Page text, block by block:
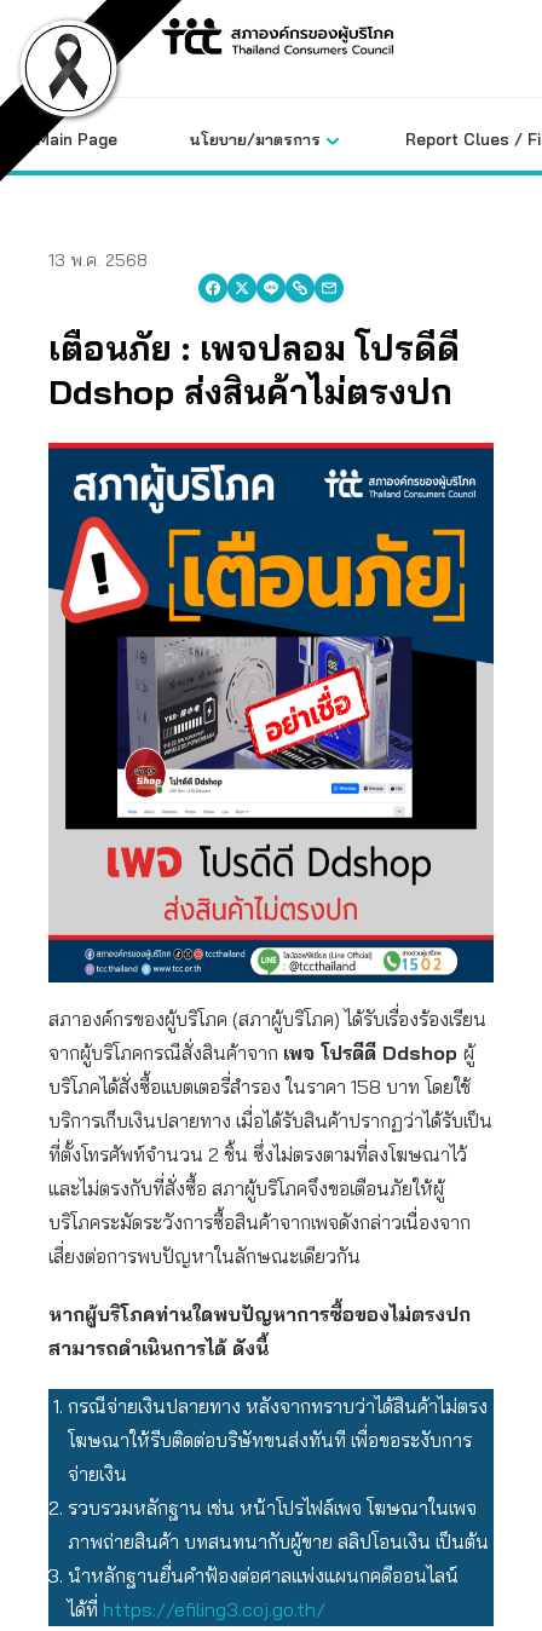
content
Main Page นโยบาย/มาตรการ Report Clues /
13 พ.ค. 2568
เตือนภัย : เพจปลอม โปรดีดี
Ddshop ส่งสินค้าไม่ตรงปก
สภาองค์กรของผู้บริโภค (สภาผู้บริโภค) ได้รับเรื่องร้องเรียน
จากผู้บริโภคกรณีสั่งสินค้าจาก เพจ โปรดีดี Ddshop ผู้
บริโภคได้สั่งซื้อแบตเตอรี่สำรอง ในราคา 158 บาท โดยใช้
บริการเก็บเงินปลายทาง เมื่อได้รับสินค้าปรากฏว่าได้รับเป็น
ที่ตั้งโทรศัพท์จำนวน 2 ชิ้น ซึ่งไม่ตรงตามที่ลงโฆษณาไว้
และไม่ตรงกับที่สั่งซื้อ สภาผู้บริโภคจึงขอเตือนภัยให้ผู้
บริโภคระมัดระวังการซื้อสินค้าจากเพจดังกล่าวเนื่องจาก
เสี่ยงต่อการพบปัญหาในลักษณะเดียวกัน
หากผู้บริโภคท่านใดพบปัญหาการซื้อของไม่ตรงปก
สามารถดำเนินการได้ ดังนี้
กรณีจ่ายเงินปลายทาง หลังจากทราบว่าได้สินค้าไม่ตรง
โฆษณาให้รีบติดต่อบริษัทขนส่งทันที เพื่อขอระงับการ
จ่ายเงิน
รวบรวมหลักฐาน เช่น หน้าโปรไฟล์เพจ โฆษณาในเพจ
ภาพถ่ายสินค้า บทสนทนากับผู้ขาย สลิปโอนเงิน เป็นต้น
นำหลักฐานยื่นคำฟ้องต่อศาลแพ่งแผนกคดีออนไลน์
ได้ที่ https://efiling3.coj.go.th/